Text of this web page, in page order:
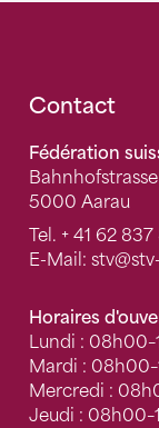
Contact
Fédération
5000 Aarau
Tel. + 41 62
E-Mail: stv
Horaires
Lundi :
Mardi :
Mercredi :
Jeudi :